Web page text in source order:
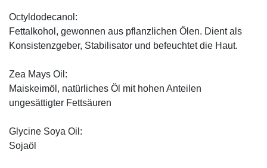
Octyldodecanol:
Fettalkohol, gewonnen aus pflanzlichen Ölen. Dient als
Konsistenzgeber, Stabilisator und befeuchtet die Haut.
Zea Mays Oil:
Maiskeimöl, natürliches Öl mit hohen Anteilen
ungesättigter Fettsäuren
Glycine Soya Oil:
Sojaöl